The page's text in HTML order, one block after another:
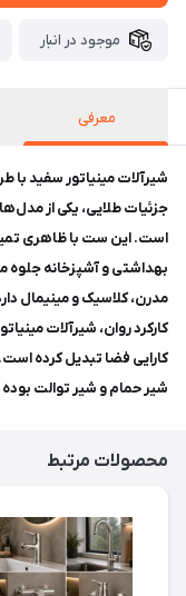
موجود در انبار
معرفی
شیرآلات مینیاتور سفید با
جزئیات طلایی، یکی از
است. این ست با ظاهری
بهداشتی و آشپزخانه
مدرن، کلاسیک و مینیمال
کارکرد روان، شیرآلات
کارایی فضا تبدیل کرده
شیر حمام و شیر توالت
محصولات مرتبط